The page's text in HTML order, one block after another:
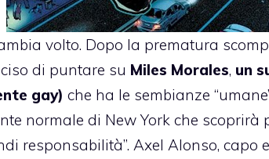
volto. Dopo la prematura
di puntare su Miles Morales, un
gay) che ha le sembianze
normale di New York che scoprirà
responsabilità”. Axel Alonso, capo